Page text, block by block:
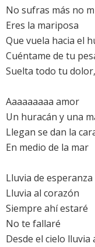
No sufras más no
Eres la mariposa
Que vuela hacia el
Cuéntame de tu
Suelta todo tu
Aaaaaaaaa amor
Un huracán y una
Llegan se dan la
En medio de la mar
Lluvia de esperanza
Lluvia al corazón
Siempre ahí estaré
No te fallaré
Desde el cielo lluvia